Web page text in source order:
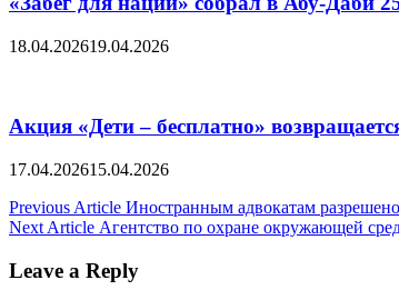
18.04.202619.04.2026
Акция «Дети – бесплатно»
17.04.202615.04.2026
Post
navigation
Previous Article Иностранным адвокатам
Next Article Агентство по охране окружающей
Leave a Reply